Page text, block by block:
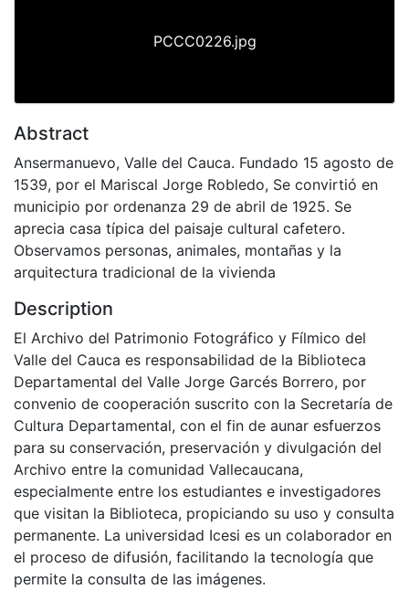
PCCC0226.jpg
Abstract
Ansermanuevo, Valle del Cauca. Fundado 15 agosto de
1539, por el Mariscal Jorge Robledo, Se convirtió en
municipio por ordenanza 29 de abril de 1925. Se
aprecia casa típica del paisaje cultural cafetero.
Observamos personas, animales, montañas y la
arquitectura tradicional de la vivienda
Description
El Archivo del Patrimonio Fotográfico y Fílmico del
Valle del Cauca es responsabilidad de la Biblioteca
Departamental del Valle Jorge Garcés Borrero, por
convenio de cooperación suscrito con la Secretaría de
Cultura Departamental, con el fin de aunar esfuerzos
para su conservación, preservación y divulgación del
Archivo entre la comunidad Vallecaucana,
especialmente entre los estudiantes e investigadores
que visitan la Biblioteca, propiciando su uso y consulta
permanente. La universidad Icesi es un colaborador en
el proceso de difusión, facilitando la tecnología que
permite la consulta de las imágenes.